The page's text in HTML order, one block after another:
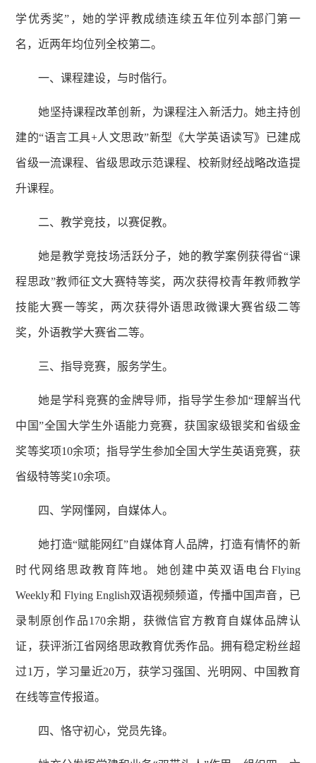
学优秀奖” ，她的学评教成绩连续五年位列本部门第一
名，近两年均位列全校第二。
一、课程建设，与时偕行。
她坚持课程改革创新，为课程注入新活力。她主持创
建的“语言工具+人文思政”新型《大学英语读写》已建成
省级一流课程、省级思政示范课程、校新财经战略改造提
升课程。
二、教学竞技，以赛促教。
她是教学竞技场活跃分子，她的教学案例获得省“课
程思政”教师征文大赛特等奖，两次获得校青年教师教学
技能大赛一等奖，两次获得外语思政微课大赛省级二等
奖，外语教学大赛省二等。
三、指导竞赛，服务学生。
她是学科竞赛的金牌导师，指导学生参加“理解当代
中国”全国大学生外语能力竞赛，获国家级银奖和省级金
奖等奖项10余项；指导学生参加全国大学生英语竞赛，获
省级特等奖10余项。
四、学网懂网，自媒体人。
她打造“赋能网红”自媒体育人品牌，打造有情怀的新
时代网络思政教育阵地。她创建中英双语电台 Flying
Weekly和 Flying English双语视频频道，传播中国声音，已
录制原创作品170余期，获微信官方教育自媒体品牌认
证，获评浙江省网络思政教育优秀作品。拥有稳定粉丝超
过1 万，学习量近20万，获学习强国、光明网、中国教育
在线等宣传报道。
四、恪守初心，党员先锋。